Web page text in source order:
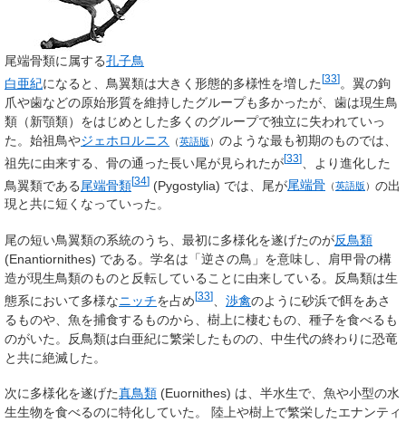
尾端骨類に属する孔子鳥
白亜紀になると、鳥翼類は大きく形態的多様性を増した [33] 。翼の鉤
爪や歯などの原始形質を維持したグループも多かったが、歯は現生鳥
類（新顎類）をはじめとした多くのグループで独立に失われていっ
た。始祖鳥やジェホロルニス （英語版 ） のような最も初期のものでは、
祖先に由来する、骨の通った長い尾が見られたが[33]
、より進化した
鳥翼類である尾端骨類[34] (Pygostylia) では、尾が尾端骨 （英語版 ） の出
現と共に短くなっていった。
尾の短い鳥翼類の系統のうち、最初に多様化を遂げたのが反鳥類
(Enantiornithes) である。学名は「逆さの鳥」を意味し、肩甲骨の構
造が現生鳥類のものと反転していることに由来している。反鳥類は生
態系において多様なニッチを占め[33] 渉禽のように砂浜で餌をあさ
るものや、魚を捕食するものから、樹上に棲むもの、種子を食べるも
のがいた。反鳥類は白亜紀に繁栄したものの、中生代の終わりに恐竜
と共に絶滅した。
次に多様化を遂げた真鳥類 (Euornithes) は、半水生で、魚や小型の水
生生物を食べるのに特化していた。 陸上や樹上で繁栄したエナンティ